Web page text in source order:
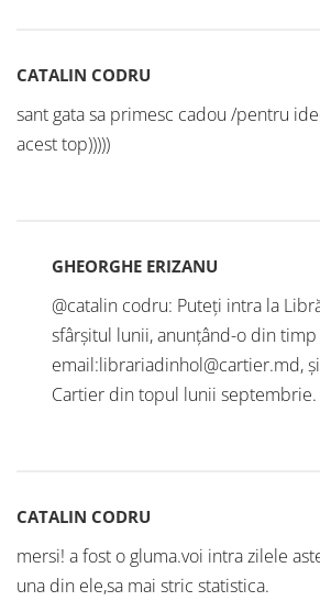
CATALIN CODRU
sant gata sa primesc cadou /pentru
acest top)))))
GHEORGHE ERIZANU
@catalin codru: Puteți intra la
sfârșitul lunii, anunțând-o din
email:librariadinhol@cartier.md,
Cartier din topul lunii septembrie.
CATALIN CODRU
mersi! a fost o gluma.voi intra zilele
una din ele,sa mai stric statistica.